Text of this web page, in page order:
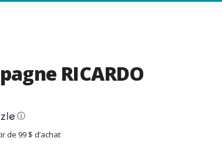
RICARDO
ⓘ
de 99 $ d’achat